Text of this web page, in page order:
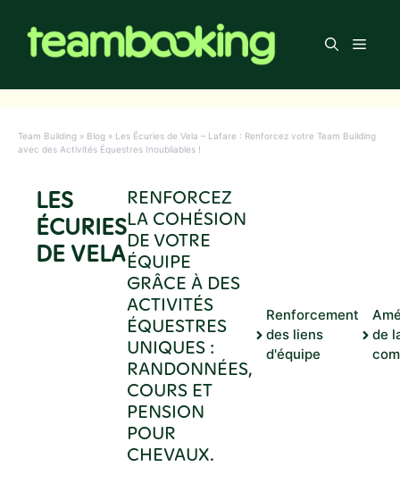
contenu
Menu
Team Building » Blog » Les Écuries de Vela – Lafare : Renforcez votre Team Building
avec des Activités Équestres Inoubliables !
LES
ÉCURIES
DE VELA
RENFORCEZ
LA COHÉSION
DE VOTRE
ÉQUIPE
GRÂCE À DES
ACTIVITÉS
ÉQUESTRES
UNIQUES :
RANDONNÉES,
COURS ET
PENSION
POUR
CHEVAUX.
Renforcement
des liens
d'équipe
de